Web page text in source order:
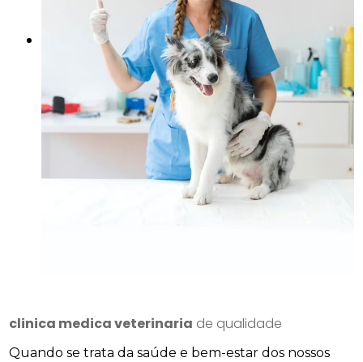
clinica medica veterinaria de qualidade
Quando se trata da saúde e bem-estar dos nossos